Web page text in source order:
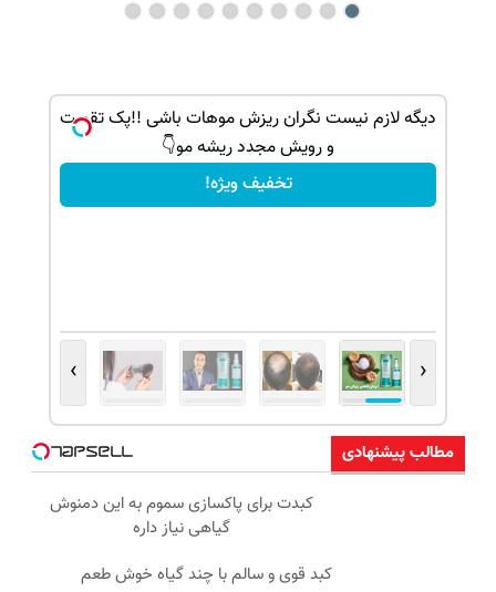
دیگه لازم نیست نگران ریزش موهات باشی !!پک تقویت
و رویش مجدد ریشه مو👇
تخفیف ویژه!
‹
›
مطالب پیشنهادی
کبدت برای پاکسازی سموم به این دمنوش
گیاهی نیاز داره
کبد قوی و سالم با چند گیاه خوش طعم